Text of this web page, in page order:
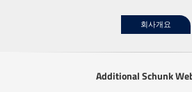
회사개요
Additional Schunk